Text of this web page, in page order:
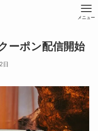
メニュー
ーポン配信開始
日